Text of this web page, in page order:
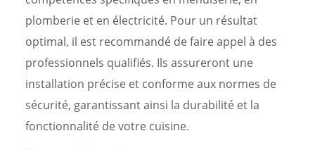
plomberie et en électricité. Pour un résultat
optimal, il est recommandé de faire appel à des
professionnels qualifiés. Ils assureront une
installation précise et conforme aux normes de
sécurité, garantissant ainsi la durabilité et la
fonctionnalité de votre cuisine.